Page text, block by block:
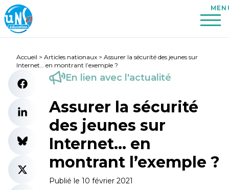
Accueil > Articles nationaux > Assurer la sécurité des jeunes sur
Internet… en montrant l’exemple ?
En lien avec l'actualité
Assurer la sécurité
des jeunes sur
Internet… en
montrant l’exemple ?
Publié le 10 février 2021